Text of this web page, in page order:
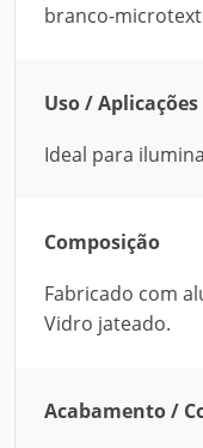
branco-
Uso / Aplicações
Ideal para
Composição
Fabricado com
Vidro jateado.
Acabamento /